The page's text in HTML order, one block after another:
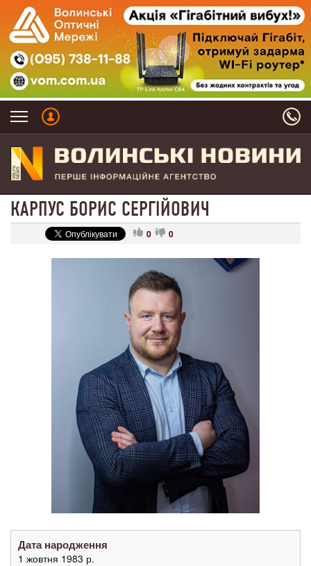
КАРПУС БОРИС СЕРГІЙОВИЧ
0 0
Дата народження
1 жовтня 1983 р.